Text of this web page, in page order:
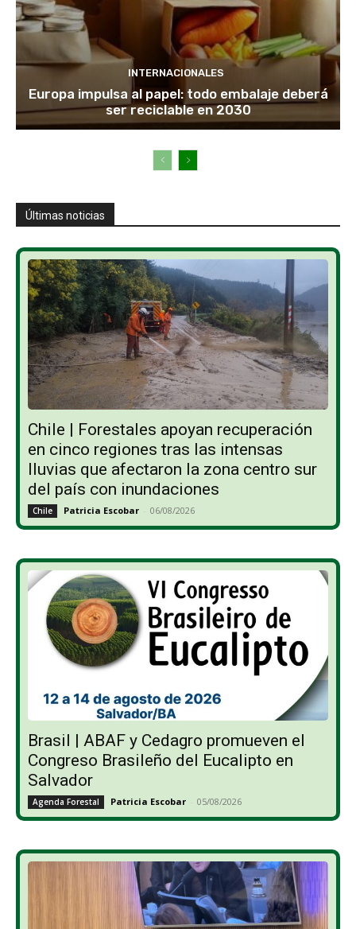
INTERNACIONALES
Europa impulsa al papel: todo embalaje deberá
ser reciclable en 2030
Últimas noticias
Chile | Forestales apoyan recuperación
en cinco regiones tras las intensas
lluvias que afectaron la zona centro sur
del país con inundaciones
Chile Patricia Escobar - 06/08/2026
Brasil | ABAF y Cedagro promueven el
Congreso Brasileño del Eucalipto en
Salvador
Agenda Forestal Patricia Escobar - 05/08/2026